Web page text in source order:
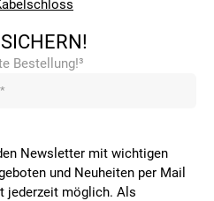
Bestellung!³
*
Newsletter mit wichtigen
und Neuheiten per Mail
jederzeit möglich. Als